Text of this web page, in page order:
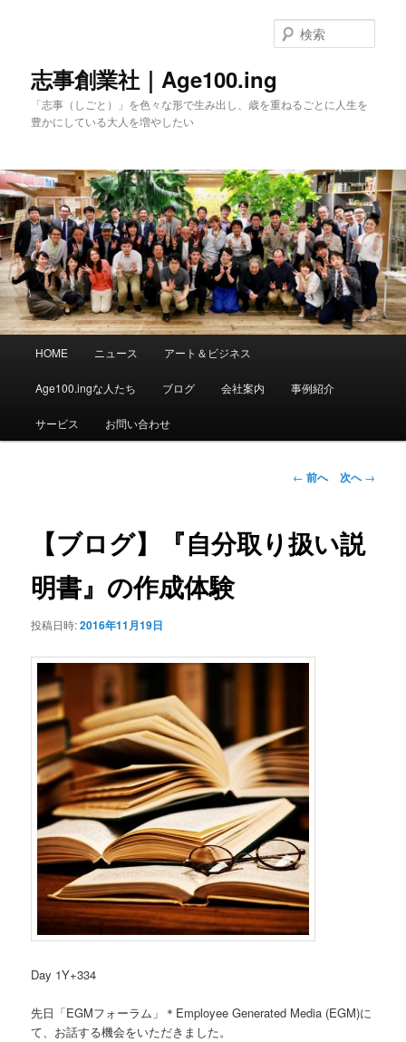
移
動
志事創業社｜Age100.ing
「志事（しごと）」を色々な形で生み出し、歳を重ねるごとに人生を
豊かにしている大人を増やしたい
索
ュ
HOME ニュース アート＆ビジネス
Age100.ingな人たち ブログ 会社案内 事例紹介
サービス お問い合わせ
投
ビ
ゲ
← 前へ 次へ→
【ブログ】『自分取り扱い説
明書』の作成体験
投稿日時:2016年11月19日
Day 1Y+334
先日「EGMフォーラム」＊Employee Generated Media (EGM)に
て、お話する機会をいただきました。